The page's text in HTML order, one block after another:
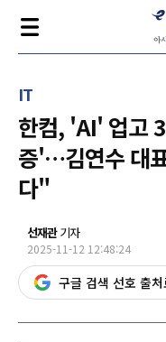
IT
한컴, 'AI' 업고
증'…김연수 대
다"
선재관기자
2025-11-12 12:48:24
구글 검색 선호 출